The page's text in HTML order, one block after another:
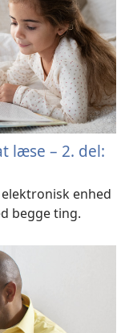
læse – 2. del:
enhed
begge ting.